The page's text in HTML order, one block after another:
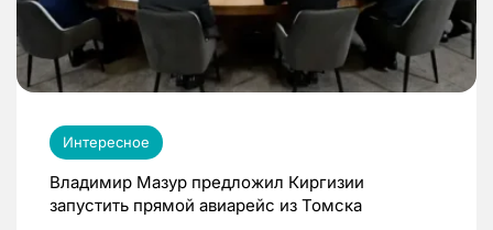
Интересное
Владимир Мазур предложил Киргизии
запустить прямой авиарейс из Томска